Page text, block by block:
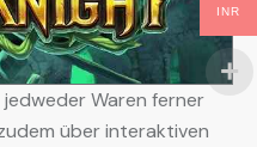
Waren ferner
über interaktiven
INR